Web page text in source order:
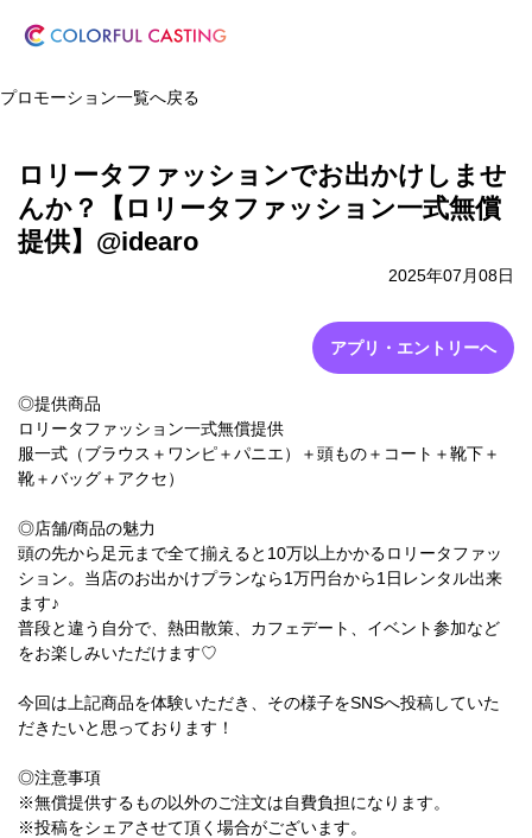
プロモーション一覧へ戻る
ロリータファッションでお出かけしませ
んか？【ロリータファッション一式無償
提供】@idearo
2025年07月08日
アプリ・エントリーへ
◎提供商品
ロリータファッション一式無償提供
服一式（ブラウス＋ワンピ＋パニエ）＋頭もの＋コート＋靴下＋
靴＋バッグ＋アクセ）
◎店舗/商品の魅力
頭の先から足元まで全て揃えると10万以上かかるロリータファッ
ション。当店のお出かけプランなら1万円台から1日レンタル出来
ます♪
普段と違う自分で、熱田散策、カフェデート、イベント参加など
をお楽しみいただけます♡
今回は上記商品を体験いただき、その様子をSNSへ投稿していた
だきたいと思っております！
◎注意事項
※無償提供するもの以外のご注文は自費負担になります。
※投稿をシェアさせて頂く場合がございます。